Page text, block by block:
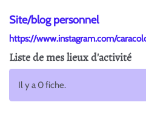
Site/blog personnel
https://www.instagram.com/
Liste de mes lieux d'activité
Il y a 0 fiche.